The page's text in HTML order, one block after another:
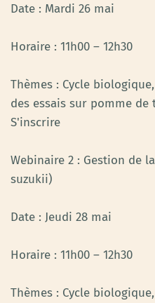
Date : Mardi 26 mai
Horaire : 11h00 – 12h30
Thèmes : Cycle
des essais sur pomme de
S'inscrire
Webinaire 2 : Gestion de
suzukii)
Date : Jeudi 28 mai
Horaire : 11h00 – 12h30
Thèmes : Cycle